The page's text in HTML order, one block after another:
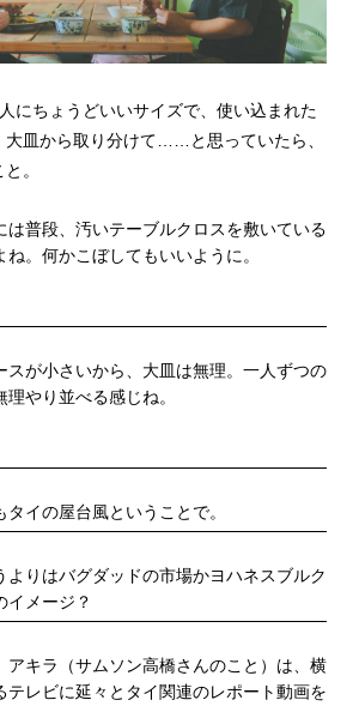
にちょうどいいサイズで、使い込まれた
大皿から取り分けて……と思っていたら、
。
は普段、汚いテーブルクロスを敷いている
ね。何かこぼしてもいいように。
スが小さいから、大皿は無理。一人ずつの
理やり並べる感じね。
タイの屋台風ということで。
よりはバグダッドの市場かヨハネスブルク
イメージ？
アキラ（サムソン高橋さんのこと）は、横
テレビに延々とタイ関連のレポート動画を